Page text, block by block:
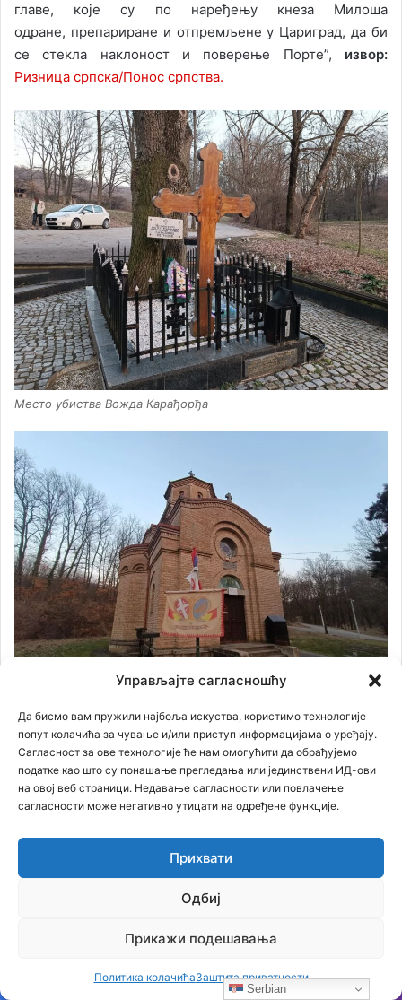
Управљајте сагласношћу
Да бисмо вам пружили најбоља искуства, користимо технологије
попут колачића за чување и/или приступ информацијама о уређају.
Сагласност за ове технологије ће нам омогућити да обрађујемо
податке као што су понашање прегледања или јединствени ИД-ови
на овој веб страници. Недавање сагласности или повлачење
сагласности може негативно утицати на одређене функције.
Прихвати
Одбиј
Прикажи подешавања
Политика колачићаЗаштита приватности
главе, које су по наређењу кнеза Милоша
одране, препариране и отпремљене у Цариград, да би
се стекла наклоност и поверење Порте”, извор:
Ризница српска/Понос српства.
Место убиства Вожда Карађорђа
Црква
Serbian